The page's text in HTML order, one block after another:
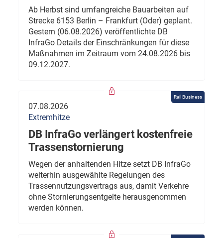
Ab Herbst sind umfangreiche Bauarbeiten auf
Strecke 6153 Berlin – Frankfurt (Oder) geplant.
Gestern (06.08.2026) veröffentlichte DB
InfraGo Details der Einschränkungen für diese
Maßnahmen im Zeitraum vom 24.08.2026 bis
09.12.2027.
Rail Business
07.08.2026
Extremhitze
DB InfraGo verlängert kostenfreie
Trassenstornierung
Wegen der anhaltenden Hitze setzt DB InfraGo
weiterhin ausgewählte Regelungen des
Trassennutzungsvertrags aus, damit Verkehre
ohne Stornierungsentgelte herausgenommen
werden können.